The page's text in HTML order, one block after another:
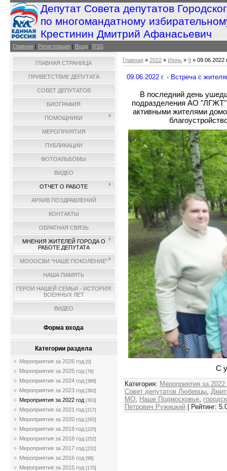
Депутат Совета депутатов
по многомандатному
Крестинин Дмитрий Афанасьевич
Главная | Регистрация | Вход | RSS
ГЛАВНАЯ СТРАНИЦА
ПРИВЕТСТВИЕ ДЕПУТАТА
СОВЕТ ДЕПУТАТОВ
БИОГРАФИЯ
ПОМОЩНИКИ
МЕРОПРИЯТИЯ
ПУБЛИКАЦИИ
ФОТОАЛЬБОМЫ
ВИДЕО
ОТЧЕТ О РАБОТЕ
АРХИВ ПОЗДРАВЛЕНИЙ
КОНТАКТЫ
ОБРАТНАЯ СВЯЗЬ
МНЕНИЯ ЖИТЕЛЕЙ ГОРОДА О
РАБОТЕ ДЕПУТАТА
МОООСВИ "НАШЕ ПОКОЛЕНИЕ"
НАША ПАМЯТЬ
ГЕРОИ НАШЕЙ СЕМЬИ - ИСТОРИЯ
ВОЕННЫХ ЛЕТ
ВИДЕО
Форма входа
Категории раздела
Мероприятия за 2026 год [0]
Мероприятия за 2025 год [76]
Мероприятия за 2024 год [389]
Мероприятия за 2023 год [362]
Мероприятия за 2022 год [303]
Мероприятия за 2021 год [217]
Мероприятия за 2020 год [293]
Мероприятия за 2019 год [220]
Мероприятия за 2018 год [252]
Мероприятия за 2017 год [232]
Мероприятия за 2016 год [96]
Мероприятия за 2015 год [170]
Главная » 2022 » Июнь » 9 » 09.06.2022
09.06.2022 г. - Встреча с
В последний день
подразделения АО
активными жителями
С
Категория: Мероприятия за 2022
Совет депутатов Люберцы
МО Наше Подмосковье
Петрович Ружицкий | Рейтинг: